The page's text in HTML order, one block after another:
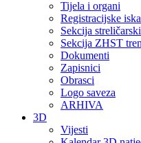
Tijela i organi
Registracijske
Sekcija
Sekcija ZHST
Dokumenti
Zapisnici
Obrasci
Logo saveza
ARHIVA
3D
Vijesti